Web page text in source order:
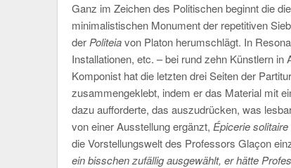
Ganz im Zeichen des Politischen beginnt die
minimalistischen Monument der repetitiven
der Politeiavon Platon herumschlägt. In
Installationen, etc. – bei rund zehn Künstlern
Komponist hat die letzten drei Seiten der
zusammengeklebt, indem er das Material mit
dazu aufforderte, das auszudrücken, was
von einer Ausstellung ergänzt, Épicerie solitaire
die Vorstellungswelt des Professors Glaçon
ein bisschen zufällig ausgewählt, er hätte